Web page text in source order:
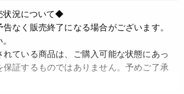
状況について◆
告なく販売終了になる場合がございます。
れている商品は、ご購入可能な状態にあっ
保証するものではありません。予めご了承